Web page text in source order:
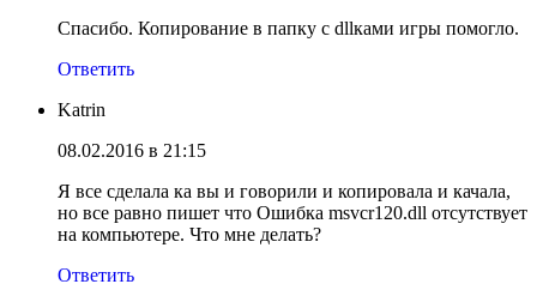
Спасибо. Копирование в папку с dllками игры помогло.
Ответить
Katrin
08.02.2016 в 21:15
Я все сделала ка вы и говорили и копировала и качала,
но все равно пишет что Ошибка msvcr120.dll отсутствует
на компьютере. Что мне делать?
Ответить